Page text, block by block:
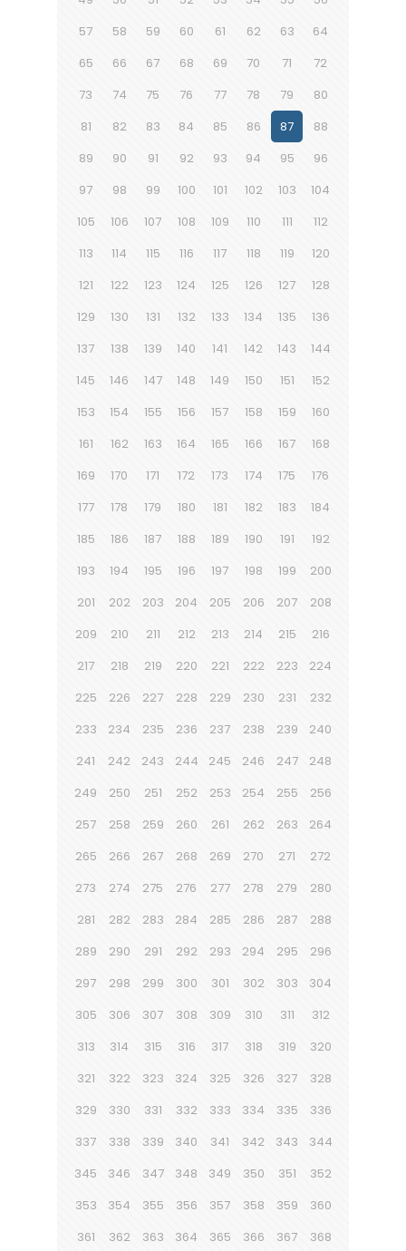
57
58 59 60 61 62 63
64
65
66 67 68 69 70 71
72
73
74 75 76 77 78 79
80
81
82 83 84 85 86 87
88
89
90 91 92 93 94 95
96
97
98 99 100 101 102 103
104
105
106 107 108 109 110 111
112
113
114 115 116 117 118 119
120
121
122 123 124 125 126 127
128
129
130 131 132 133 134 135
136
137
138 139 140 141 142 143
144
145
146 147 148 149 150 151
152
153
154 155 156 157 158 159
160
161
162 163 164 165 166 167
168
169
170 171 172 173 174 175
176
177
178 179 180 181 182 183
184
185
186 187 188 189 190 191
192
193
194 195 196 197 198 199
200
201
202 203 204 205 206 207
208
209
210 211 212 213 214 215
216
217
218 219 220 221 222 223
224
225
226 227 228 229 230 231
232
233
234 235 236 237 238 239
240
241
242 243 244 245 246 247
248
249
250 251 252 253 254 255
256
257
258 259 260 261 262 263
264
265
266 267 268 269 270 271
272
273
274 275 276 277 278 279
280
281
282 283 284 285 286 287
288
289
290 291 292 293 294 295
296
297
298 299 300 301 302 303
304
305
306 307 308 309 310 311
312
313
314 315 316 317 318 319
320
321
322 323 324 325 326 327
328
329
330 331 332 333 334 335
336
337
338 339 340 341 342 343
344
345
346 347 348 349 350 351
352
353
354 355 356 357 358 359
360
361
362 363 364 365 366 367 368